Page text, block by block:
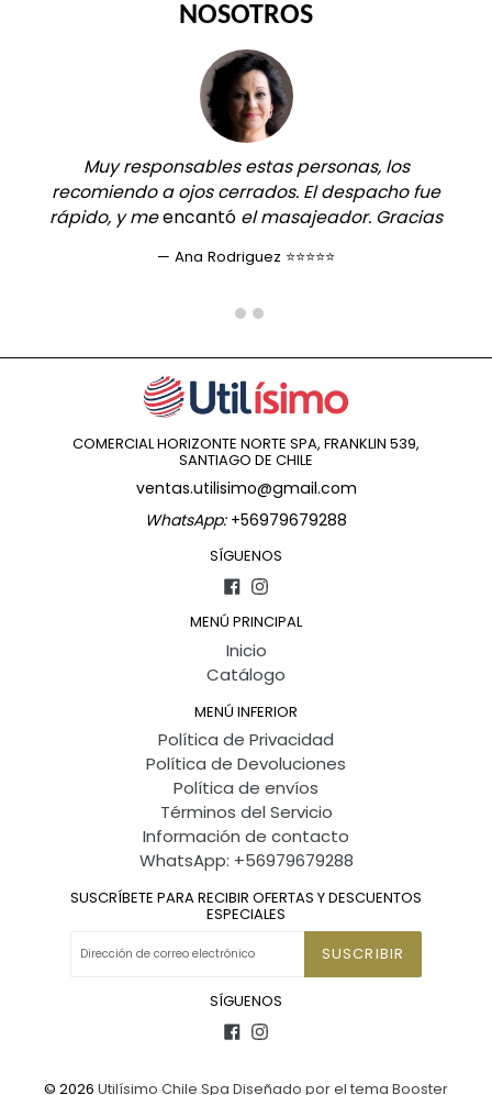
NOSOTROS
Muy responsables estas personas, los
recomiendo a ojos cerrados. El despacho fue
rápido, y meencantó el masajeador. Gracias
Ana Rodriguez ⭐⭐⭐⭐⭐
COMERCIAL HORIZONTE NORTE SPA, FRANKLIN 539,
SANTIAGO DE CHILE
ventas.utilisimo@gmail.com
WhatsApp: +56979679288
SÍGUENOS
Facebook
Instagram
MENÚ PRINCIPAL
Inicio
Catálogo
MENÚ INFERIOR
Política de Privacidad
Política de Devoluciones
Política de envíos
Términos del Servicio
Información de contacto
WhatsApp: +56979679288
SUSCRÍBETE PARA RECIBIR OFERTAS Y DESCUENTOS
ESPECIALES
SUSCRIBIR
SÍGUENOS
Facebook
Instagram
© 2026 Utilísimo Chile Spa Diseñado por el tema Booster